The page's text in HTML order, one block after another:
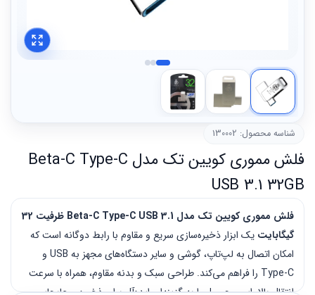
شناسه محصول: 130002
فلش مموری کویین تک مدل Beta-C Type-C
USB 3.1 32GB
فلش مموری کویین تک مدل Beta-C Type-C USB 3.1 ظرفیت 32
گیگابایت یک ابزار ذخیره‌سازی سریع و مقاوم با رابط دوگانه است که
امکان اتصال به لپ‌تاپ، گوشی و سایر دستگاه‌های مجهز به USB و
Type-C را فراهم می‌کند. طراحی سبک و بدنه مقاوم، همراه با سرعت